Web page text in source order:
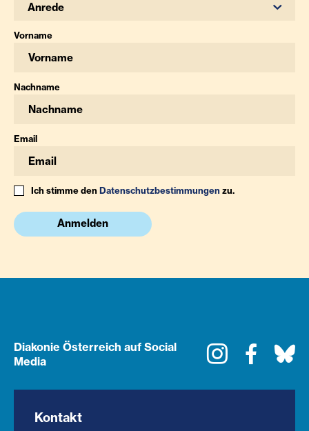
Anrede
Vorname
Nachname
Email
Ich stimme denDatenschutzbestimmungenzu.
Anmelden
Diakonie Österreich auf Social
Media
Instagram
Kontakt